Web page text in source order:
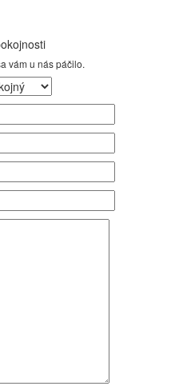
vám u nás páčilo.